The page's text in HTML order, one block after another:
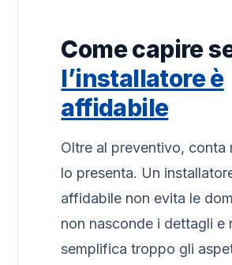
Come capire
l’installatore è
affidabile
Oltre al preventivo, conta
lo presenta. Un
affidabile non evita le
non nasconde i dettagli e
semplifica troppo gli